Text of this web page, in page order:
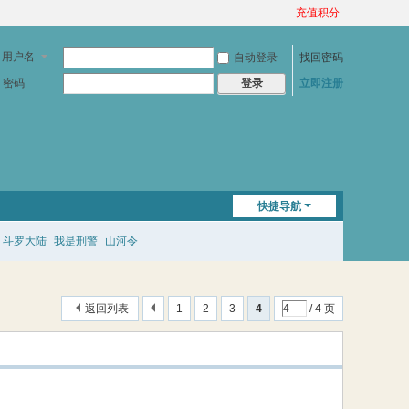
充值积分
用户名 自动登录
找回密码
密码
登录 立即注册
快捷导航
斗罗大陆 我是刑警 山河令
1 2 3 4 / 4 页
返回列表